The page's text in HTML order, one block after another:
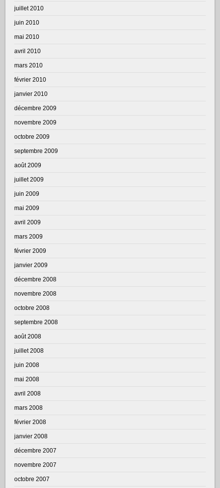
juillet 2010
juin 2010
mai 2010
avril 2010
mars 2010
février 2010
janvier 2010
décembre 2009
novembre 2009
octobre 2009
septembre 2009
août 2009
juillet 2009
juin 2009
mai 2009
avril 2009
mars 2009
février 2009
janvier 2009
décembre 2008
novembre 2008
octobre 2008
septembre 2008
août 2008
juillet 2008
juin 2008
mai 2008
avril 2008
mars 2008
février 2008
janvier 2008
décembre 2007
novembre 2007
octobre 2007